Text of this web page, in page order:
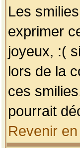
Les
exprimer
joyeux, :(
lors de la
ces
pourrait
Revenir